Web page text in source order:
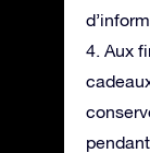
4. Aux